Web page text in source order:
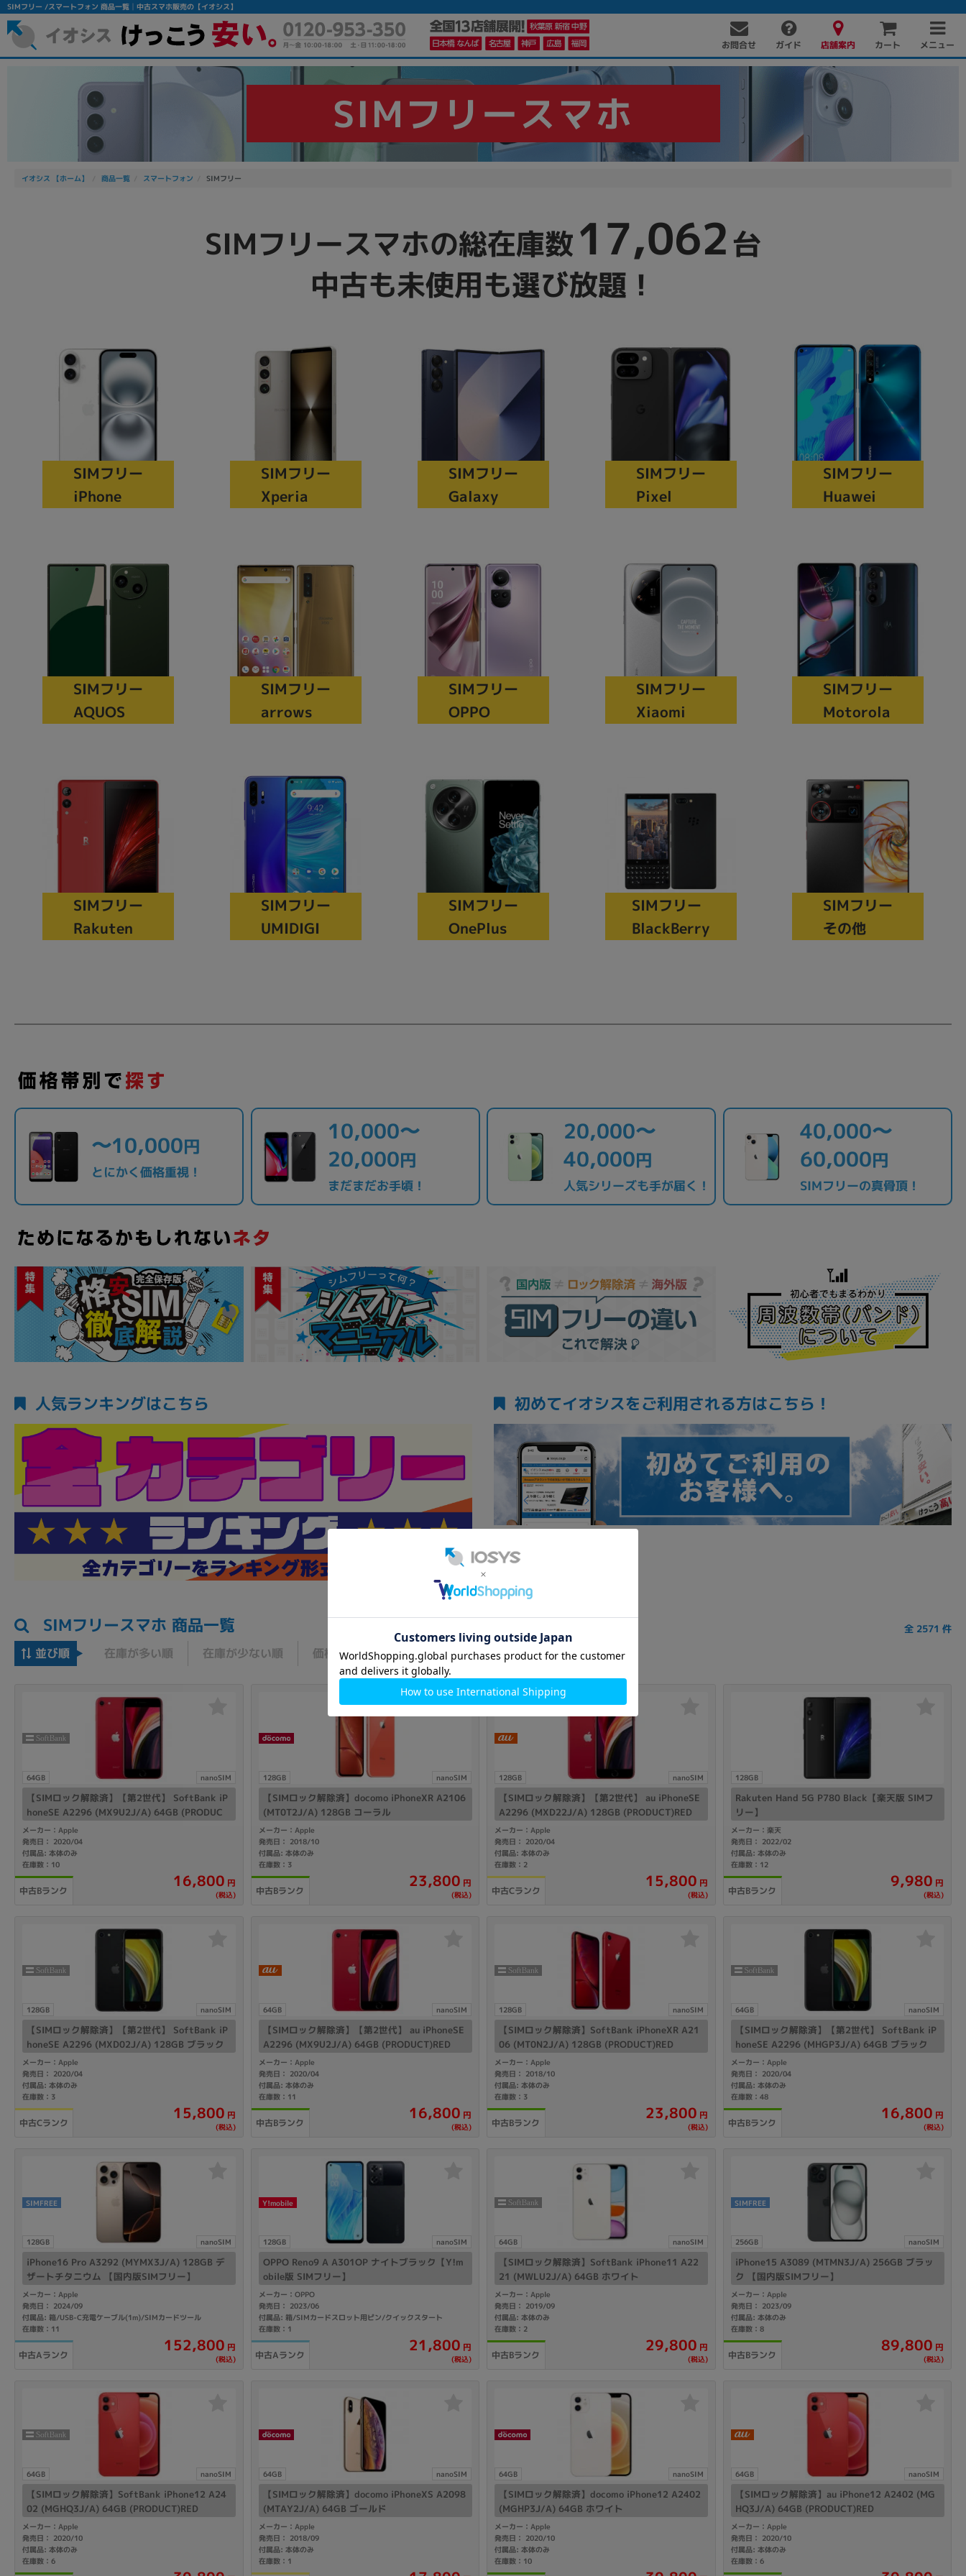
SIMフリー /スマートフォン 商品一覧│中古スマホ販売の【イオシス】
お問合せ ガイド 店舗案内 カート メニュー
SIMフリースマホ
イオシス 【ホーム】 商品一覧 スマートフォン SIMフリー
SIMフリースマホの総在庫数17,062台
中古も未使用も選び放題！
SIMフリー
iPhone
SIMフリー
Xperia
SIMフリー
Galaxy
SIMフリー
Pixel
SIMフリー
Huawei
SIMフリー
AQUOS
SIMフリー
arrows
SIMフリー
OPPO
SIMフリー
Xiaomi
SIMフリー
Motorola
SIMフリー
Rakuten
SIMフリー
UMIDIGI
SIMフリー
OnePlus
SIMフリー
BlackBerry
SIMフリー
その他
〜10,000円
とにかく価格重視！
10,000〜
20,000円
まだまだお手頃！
20,000〜
40,000円
人気シリーズも手が届く！
40,000〜
60,000円
SIMフリーの真骨頂！
人気ランキングはこちら 初めてイオシスをご利用される方はこちら！
SIMフリースマホ 商品一覧 全 2571 件
並び順 在庫が多い順 在庫が少ない順 価格が安い順 価格が高い順
64GB nanoSIM
【SIMロック解除済】【第2世代】 SoftBank iP
honeSE A2296 (MX9U2J/A) 64GB (PRODUC
T)RED
メーカー：Apple
発売日： 2020/04
付属品: 本体のみ
在庫数：10
中古Bランク
16,800 円
(税込)
128GB nanoSIM
【SIMロック解除済】docomo iPhoneXR A2106
(MT0T2J/A) 128GB コーラル
メーカー：Apple
発売日： 2018/10
付属品: 本体のみ
在庫数：3
中古Bランク
23,800 円
(税込)
128GB nanoSIM
【SIMロック解除済】【第2世代】 au iPhoneSE
A2296 (MXD22J/A) 128GB (PRODUCT)RED
メーカー：Apple
発売日： 2020/04
付属品: 本体のみ
在庫数：2
中古Cランク
15,800 円
(税込)
128GB
Rakuten Hand 5G P780 Black【楽天版 SIMフ
リー】
メーカー：楽天
発売日： 2022/02
付属品: 本体のみ
在庫数：12
中古Bランク
9,980 円
(税込)
128GB nanoSIM
【SIMロック解除済】【第2世代】 SoftBank iP
honeSE A2296 (MXD02J/A) 128GB ブラック
メーカー：Apple
発売日： 2020/04
付属品: 本体のみ
在庫数：3
中古Cランク
15,800 円
(税込)
64GB nanoSIM
【SIMロック解除済】【第2世代】 au iPhoneSE
A2296 (MX9U2J/A) 64GB (PRODUCT)RED
メーカー：Apple
発売日： 2020/04
付属品: 本体のみ
在庫数：11
中古Bランク
16,800 円
(税込)
128GB nanoSIM
【SIMロック解除済】SoftBank iPhoneXR A21
06 (MT0N2J/A) 128GB (PRODUCT)RED
メーカー：Apple
発売日： 2018/10
付属品: 本体のみ
在庫数：3
中古Bランク
23,800 円
(税込)
64GB nanoSIM
【SIMロック解除済】【第2世代】 SoftBank iP
honeSE A2296 (MHGP3J/A) 64GB ブラック
メーカー：Apple
発売日： 2020/04
付属品: 本体のみ
在庫数：48
中古Bランク
16,800 円
(税込)
128GB nanoSIM
SIMFREE
iPhone16 Pro A3292 (MYMX3J/A) 128GB デ
ザートチタニウム 【国内版SIMフリー】
メーカー：Apple
発売日： 2024/09
付属品: 箱/USB-C充電ケーブル(1m)/SIMカードツール
在庫数：11
中古Aランク
152,800 円
(税込)
128GB nanoSIM
Y!mobile
OPPO Reno9 A A301OP ナイトブラック【Y!m
obile版 SIMフリー】
メーカー：OPPO
発売日： 2023/06
付属品: 箱/SIMカードスロット用ピン/クイックスタート
在庫数：1
中古Aランク
21,800 円
(税込)
64GB nanoSIM
【SIMロック解除済】SoftBank iPhone11 A22
21 (MWLU2J/A) 64GB ホワイト
メーカー：Apple
発売日： 2019/09
付属品: 本体のみ
在庫数：2
中古Bランク
29,800 円
(税込)
256GB nanoSIM
SIMFREE
iPhone15 A3089 (MTMN3J/A) 256GB ブラッ
ク 【国内版SIMフリー】
メーカー：Apple
発売日： 2023/09
付属品: 本体のみ
在庫数：8
中古Bランク
89,800 円
(税込)
64GB nanoSIM
【SIMロック解除済】SoftBank iPhone12 A24
02 (MGHQ3J/A) 64GB (PRODUCT)RED
メーカー：Apple
発売日： 2020/10
付属品: 本体のみ
在庫数：6
64GB nanoSIM
【SIMロック解除済】docomo iPhoneXS A2098
(MTAY2J/A) 64GB ゴールド
メーカー：Apple
発売日： 2018/09
付属品: 本体のみ
在庫数：1
64GB nanoSIM
【SIMロック解除済】docomo iPhone12 A2402
(MGHP3J/A) 64GB ホワイト
メーカー：Apple
発売日： 2020/10
付属品: 本体のみ
在庫数：10
64GB nanoSIM
【SIMロック解除済】au iPhone12 A2402 (MG
HQ3J/A) 64GB (PRODUCT)RED
メーカー：Apple
発売日： 2020/10
付属品: 本体のみ
在庫数：6
モニター PC周辺機器 PCパーツ
dynabook LAVIE FMV Thinkpad
Inspiron macbook
Apple SONY Panasonic FUJITSU
Asus
商品の搭載機能による絞り込み
Webカメラ内蔵
ドライブの絞り込み
BD−R DVD-ROM
新品/未使用 Aランク
CPU
CPUの絞り込み
Apple M1 Ryzen 7
Core i7
メモリ
モニタサイズ
~
円 ～ 月 から
年 月 まで